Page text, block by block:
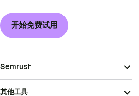
开始免费试用
Semrush
其他工具